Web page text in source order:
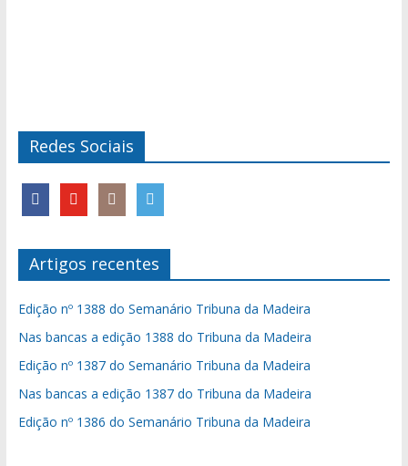
Redes Sociais
Artigos recentes
Edição nº 1388 do Semanário Tribuna da Madeira
Nas bancas a edição 1388 do Tribuna da Madeira
Edição nº 1387 do Semanário Tribuna da Madeira
Nas bancas a edição 1387 do Tribuna da Madeira
Edição nº 1386 do Semanário Tribuna da Madeira